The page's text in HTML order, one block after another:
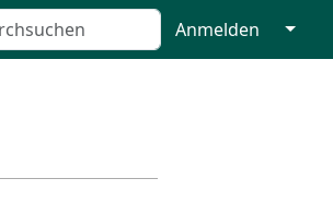
Anmelden ↓